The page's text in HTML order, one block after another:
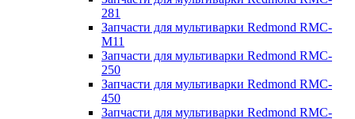
281
Запчасти для мультиварки Redmond RMC-
M11
Запчасти для мультиварки Redmond RMC-
250
Запчасти для мультиварки Redmond RMC-
450
Запчасти для мультиварки Redmond RMC-